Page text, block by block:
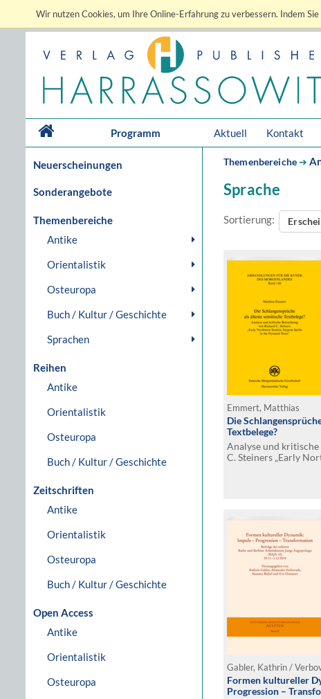
Wir nutzen Cookies, um Ihre Online-Erfahrung zu verbessern. Indem
Programm Aktuell Kontakt
Neuerscheinungen
Sonderangebote
Themenbereiche
Antike
Orientalistik
Osteuropa
Buch / Kultur / Geschichte
Sprachen
Reihen
Antike
Orientalistik
Osteuropa
Buch / Kultur / Geschichte
Zeitschriften
Antike
Orientalistik
Osteuropa
Buch / Kultur / Geschichte
Open Access
Antike
Orientalistik
Osteuropa
Themenbereiche➔
Sprache
Sortierung:
Emmert, Matthias
Die
Textbelege?
Analyse und
C. Steiners „Early
Formen kultureller
Progression –